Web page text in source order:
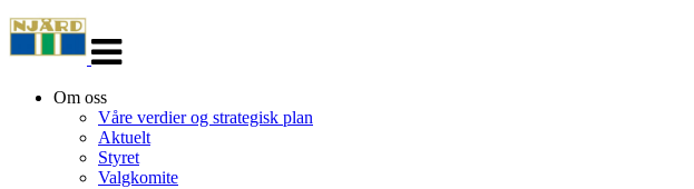
navigasjon
Om oss
Våre verdier og strategisk plan
Aktuelt
Styret
Valgkomite